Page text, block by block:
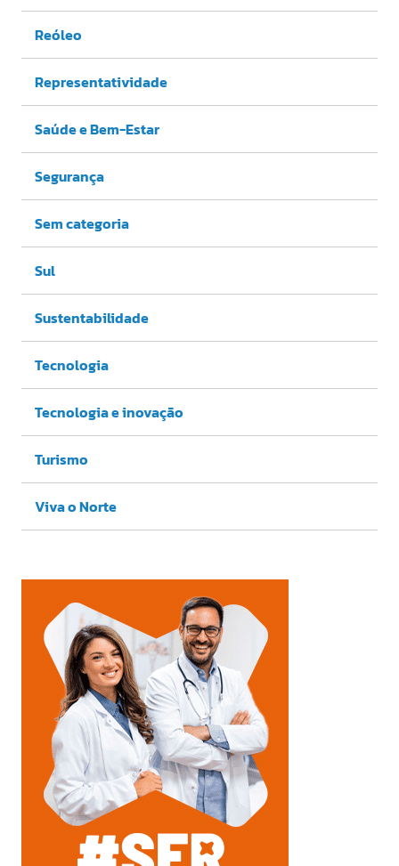
Reóleo
Representatividade
Saúde e Bem-Estar
Segurança
Sem categoria
Sul
Sustentabilidade
Tecnologia
Tecnologia e inovação
Turismo
Viva o Norte